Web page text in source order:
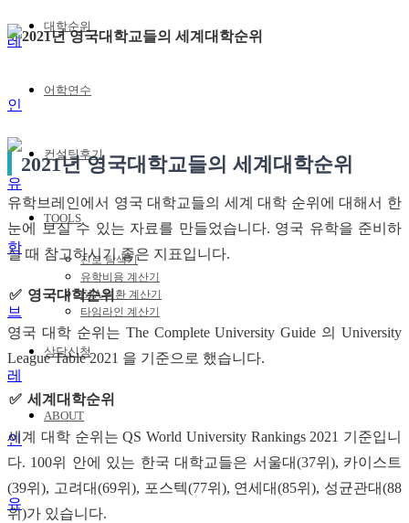
유
대학순위
어학연수
컨설팅후기
TOOLS
진로 탐색기
유학비용 계산기
GPA 변환 계산기
타임라인 계산기
상담신청
ABOUT
2021년 영국대학교들의 세계대학순위
유학브레인에서 영국 대학교들의 세계 대학 순위에 대해서 한
눈에 보실 수 있는 자료를 만들었습니다. 영국 유학을 준비하
실 때 참고하시기 좋은 지표입니다.
영국대학순위
영국 대학 순위는 The Complete University Guide 의 University
League Table 2021 을 기준으로 했습니다.
세계대학순위
세계 대학 순위는 QS World University Rankings 2021 기준입니
다. 100위 안에 있는 한국 대학교들은 서울대(37위), 카이스트
(39위), 고려대(69위), 포스텍(77위), 연세대(85위), 성균관대(88
위)가 있습니다.